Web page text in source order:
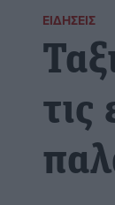
ΕΙΔΉΣΕΙΣ
τις